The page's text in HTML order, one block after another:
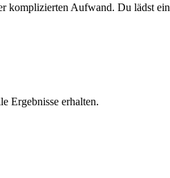
Aufwand. Du lädst
Ergebnisse erhalten.